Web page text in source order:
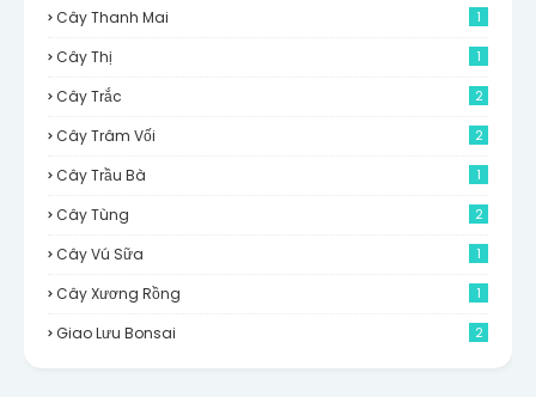
Cây Thanh Mai 1
Cây Thị 1
Cây Trắc 2
Cây Trâm Vối 2
Cây Trầu Bà 1
Cây Tùng 2
Cây Vú Sữa 1
Cây Xương Rồng 1
Giao Lưu Bonsai 2